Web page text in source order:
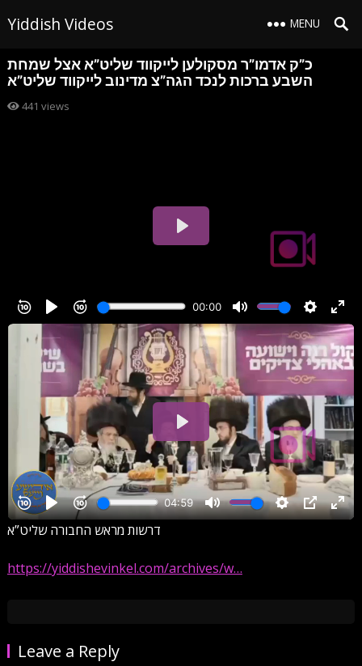
Yiddish Videos MENU
כ”ק אדמו”ר מסקולען לייקווד שליט”א אצל שמחת
השבע ברכות לנכד הגה”צ מדינוב לייקווד שליט”א
441 views
דרשות מראש החבורה שליט”א
https://yiddishevinkel.com/archives/w…
Leave a Reply